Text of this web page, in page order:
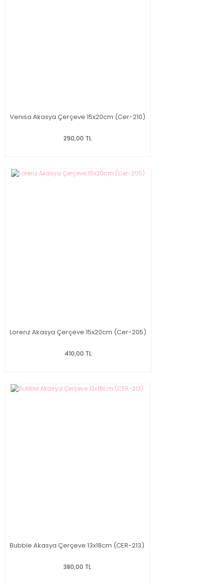
Venısa Akasya Çerçeve 15x20cm (Cer-210)
290,00 TL
Lorenz Akasya Çerçeve 15x20cm (Cer-205)
410,00 TL
Bubble Akasya Çerçeve 13x18cm (CER-213)
380,00 TL